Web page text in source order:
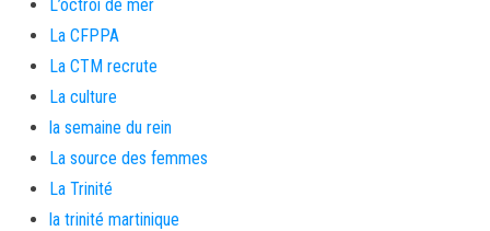
L’octroi de mer
La CFPPA
La CTM recrute
La culture
la semaine du rein
La source des femmes
La Trinité
la trinité martinique